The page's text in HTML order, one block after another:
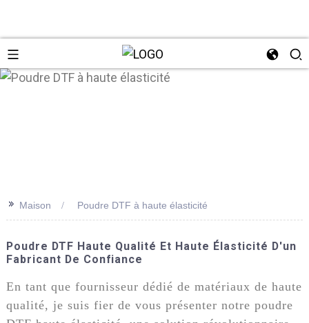
>> Maison Poudre DTF à haute élasticité
Poudre DTF Haute Qualité Et Haute Élasticité D'un
Fabricant De Confiance
En tant que fournisseur dédié de matériaux de haute
qualité, je suis fier de vous présenter notre poudre